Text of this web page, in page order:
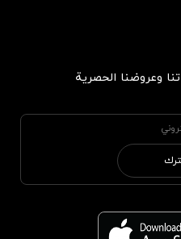
وعروضنا الحصرية